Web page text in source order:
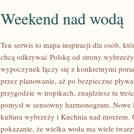
Weekend nad wodą
Ten serwis to mapa inspiracji dla osób,
chcą odkrywać Polskę od strony
wypoczynek łączy się z konkretnymi
przez planowanie, aż po bezpieczne
przygodzie w tropikach, znajdziesz tu
pomysł w sensowny harmonogram.
kultura wybrzeży i Kuchnia nad morzem.
pokazanie, że wielka woda ma wiele